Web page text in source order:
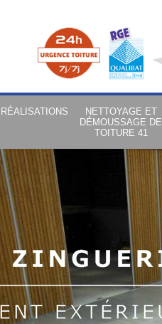
RÉALISATIONS
NETTOYAGE ET
DÉMOUSSAGE DE
TOITURE 41